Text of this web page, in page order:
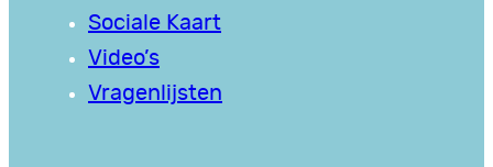
Sociale Kaart
Video’s
Vragenlijsten